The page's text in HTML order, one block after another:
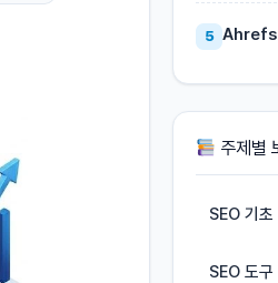
5 Ahrefs
주제별
SEO 기초
SEO 도